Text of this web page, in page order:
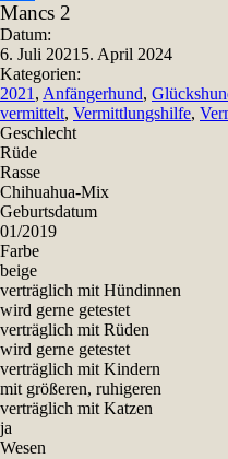
Teilen
Mancs 2
Datum:
6. Juli 2021 5. April 2024
Kategorien:
2021 , Anfängerhund,
vermittelt, Vermittlungshilfe,
Geschlecht
Rüde
Rasse
Chihuahua-Mix
Geburtsdatum
01/2019
Farbe
beige
verträglich mit Hündinnen
wird gerne getestet
verträglich mit Rüden
wird gerne getestet
verträglich mit Kindern
mit größeren, ruhigeren
verträglich mit Katzen
ja
Wesen